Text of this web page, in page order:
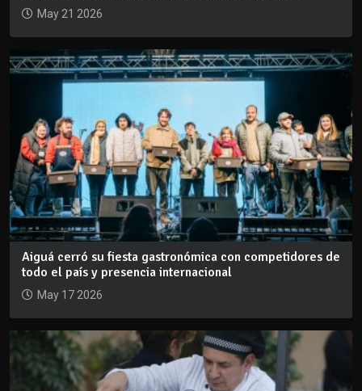
May 21 2026
Aiguá cerró su fiesta gastronómica con competidores de
todo el país y presencia internacional
May 17 2026